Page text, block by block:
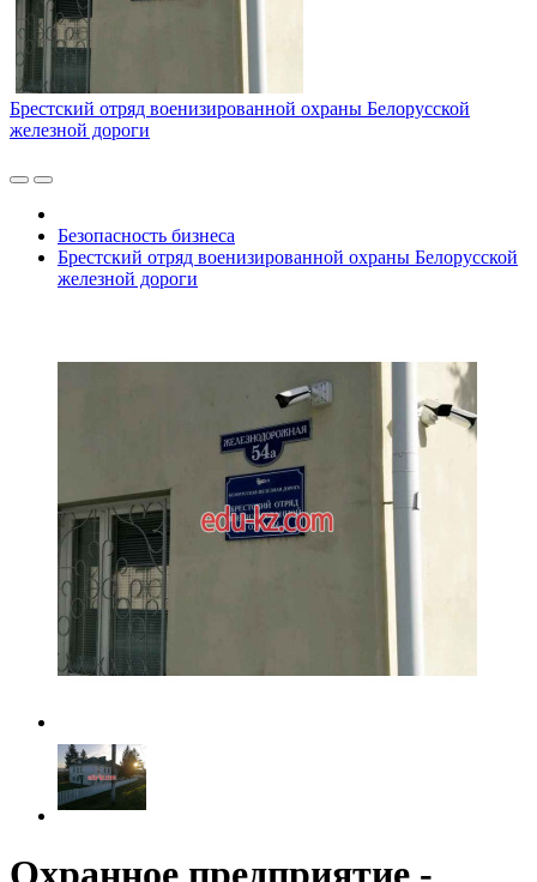
Брестский отряд военизированной охраны Белорусской
железной дороги
Безопасность бизнеса
Брестский отряд военизированной охраны Белорусской
железной дороги